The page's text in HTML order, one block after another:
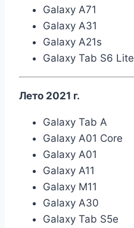
Galaxy A71
Galaxy A31
Galaxy A21s
Galaxy Tab S6 Lite
Лето 2021 г.
Galaxy Tab A
Galaxy A01 Core
Galaxy A01
Galaxy A11
Galaxy M11
Galaxy A30
Galaxy Tab S5e